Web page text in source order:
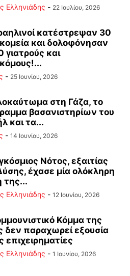
Ελληνιάδης - 22 Ιουλίου, 2026
κατέστρεψαν 30
και δολοφόνησαν
γιατρούς και
- 25 Ιουνίου, 2026
στη Γάζα, το
βασανιστηρίων του
και τα...
- 14 Ιουνίου, 2026
Νότος, εξαιτίας
έχασε μία ολόκληρη
της...
Ελληνιάδης - 12 Ιουνίου, 2026
Κόμμα της
δεν παραχωρεί εξουσία
επιχειρηματίες
Ελληνιάδης - 1 Ιουνίου, 2026